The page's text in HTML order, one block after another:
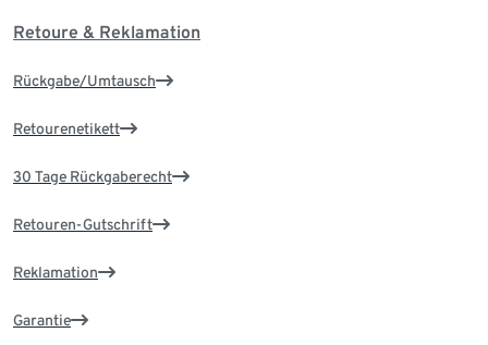
Retoure & Reklamation
Rückgabe/Umtausch
Retourenetikett
30 Tage Rückgaberecht
Retouren-Gutschrift
Reklamation
Garantie